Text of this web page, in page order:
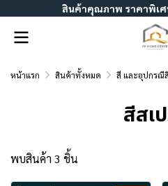
สินค้าคุณภาพ ราคาพิเ
หน้าแรก สินค้าทั้งหมด สี และอุปกรณืสี
สีสเ
พบสินค้า 3 ชิ้น